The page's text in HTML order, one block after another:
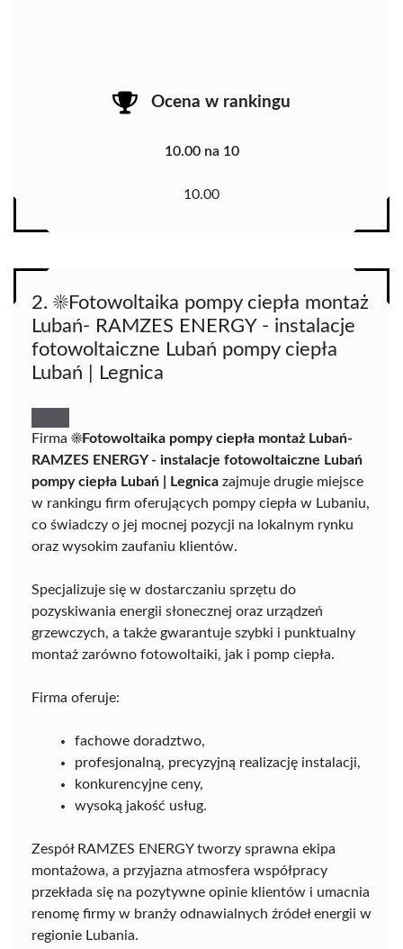
Ocena w rankingu
10.00 na 10
10.00
2. ☀️Fotowoltaika pompy ciepła montaż
Lubań- RAMZES ENERGY - instalacje
fotowoltaiczne Lubań pompy ciepła
Lubań | Legnica
Firma ☀️Fotowoltaika pompy ciepła montaż Lubań-
RAMZES ENERGY - instalacje fotowoltaiczne Lubań
pompy ciepła Lubań | Legnica zajmuje drugie miejsce
w rankingu firm oferujących pompy ciepła w Lubaniu,
co świadczy o jej mocnej pozycji na lokalnym rynku
oraz wysokim zaufaniu klientów.
Specjalizuje się w dostarczaniu sprzętu do
pozyskiwania energii słonecznej oraz urządzeń
grzewczych, a także gwarantuje szybki i punktualny
montaż zarówno fotowoltaiki, jak i pomp ciepła.
Firma oferuje:
fachowe doradztwo,
profesjonalną, precyzyjną realizację instalacji,
konkurencyjne ceny,
wysoką jakość usług.
Zespół RAMZES ENERGY tworzy sprawna ekipa
montażowa, a przyjazna atmosfera współpracy
przekłada się na pozytywne opinie klientów i umacnia
renomę firmy w branży odnawialnych źródeł energii w
regionie Lubania.